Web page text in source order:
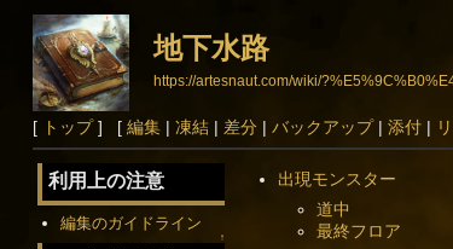
地下水路
https://artesnaut.com/wiki/
[ トップ] [ 編集| 凍結| 差分| バックアップ| 添付|
出現モンスター
道中
最終フロア
利用上の注意
編集のガイドライン
↑